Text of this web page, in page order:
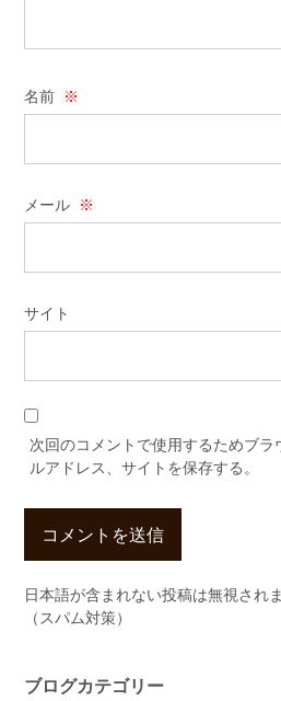
名前 ※
メール ※
サイト
次回のコメントで使用するためブ
ルアドレス、サイトを保存する。
日本語が含まれない投稿は無視され
（スパム対策）
ブログカテゴリー